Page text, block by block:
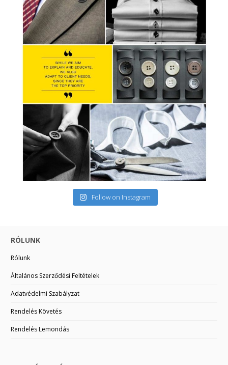
Follow on Instagram
RÓLUNK
Rólunk
Általános Szerződési Feltételek
Adatvédelmi Szabályzat
Rendelés Követés
Rendelés Lemondás